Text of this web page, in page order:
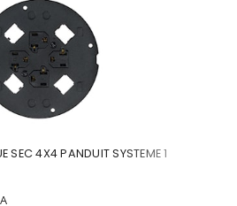
SEC 4X4 PANDUIT SYSTEME 1